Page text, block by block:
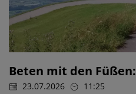
Beten mit den
23.07.2026 11:25